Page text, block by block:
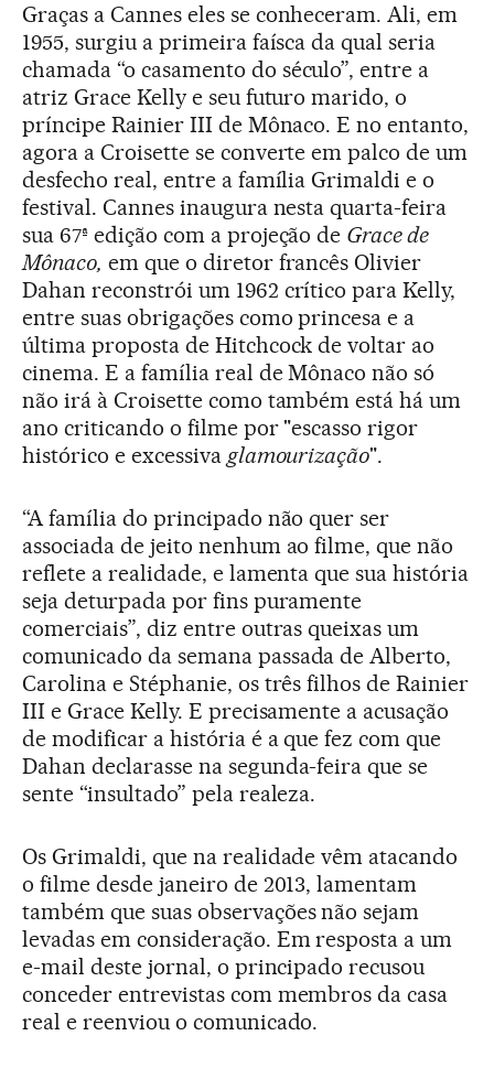
Graças a Cannes eles se conheceram. Ali, em
1955, surgiu a primeira faísca da qual seria
chamada “o casamento do século”, entre a
atriz Grace Kelly e seu futuro marido, o
príncipe Rainier III de Mônaco. E no entanto,
agora a Croisette se converte em palco de um
desfecho real, entre a família Grimaldi e o
festival. Cannes inaugura nesta quarta-feira
sua 67ª edição com a projeção de Grace de
Mônaco, em que o diretor francês Olivier
Dahan reconstrói um 1962 crítico para Kelly,
entre suas obrigações como princesa e a
última proposta de Hitchcock de voltar ao
cinema. E a família real de Mônaco não só
não irá à Croisette como também está há um
ano criticando o filme por "escasso rigor
histórico e excessiva glamourização".
“A família do principado não quer ser
associada de jeito nenhum ao filme, que não
reflete a realidade, e lamenta que sua história
seja deturpada por fins puramente
comerciais”, diz entre outras queixas um
comunicado da semana passada de Alberto,
Carolina e Stéphanie, os três filhos de Rainier
III e Grace Kelly. E precisamente a acusação
de modificar a história é a que fez com que
Dahan declarasse na segunda-feira que se
sente “insultado” pela realeza.
Os Grimaldi, que na realidade vêm atacando
o filme desde janeiro de 2013, lamentam
também que suas observações não sejam
levadas em consideração. Em resposta a um
e-mail deste jornal, o principado recusou
conceder entrevistas com membros da casa
real e reenviou o comunicado.